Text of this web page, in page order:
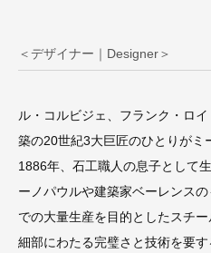
＜デザイナー｜Designer＞
ル・コルビジェ、フランク・ロ
築の20世紀3大巨匠のひとりがミ
1886年、石工職人の息子として
ーノパウルや建築家ベーレンス
での大量生産を目的としたスチー
細部にわたる完璧さと技術を要